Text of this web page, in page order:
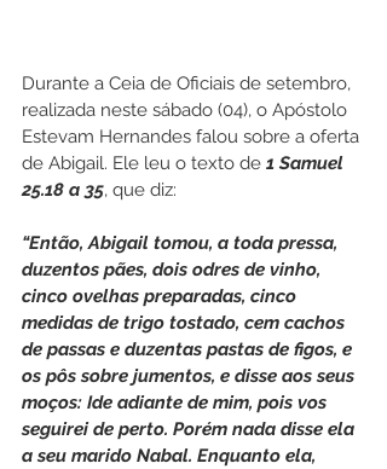
Durante a Ceia de Oficiais de setembro,
realizada neste sábado (04), o Apóstolo
Estevam Hernandes falou sobre a oferta
de Abigail. Ele leu o texto de 1 Samuel
25.18 a 35, que diz:
“Então, Abigail tomou, a toda pressa,
duzentos pães, dois odres de vinho,
cinco ovelhas preparadas, cinco
medidas de trigo tostado, cem cachos
de passas e duzentas pastas de figos, e
os pôs sobre jumentos, e disse aos seus
moços: Ide adiante de mim, pois vos
seguirei de perto. Porém nada disse ela
a seu marido Nabal. Enquanto ela,